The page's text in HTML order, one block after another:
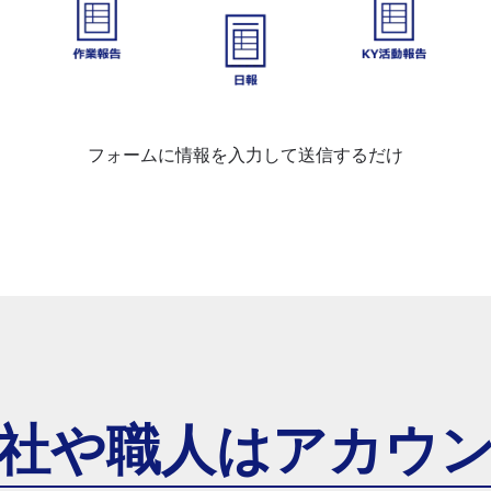
フォームに情報を入力して送信するだけ
や職人はアカウ